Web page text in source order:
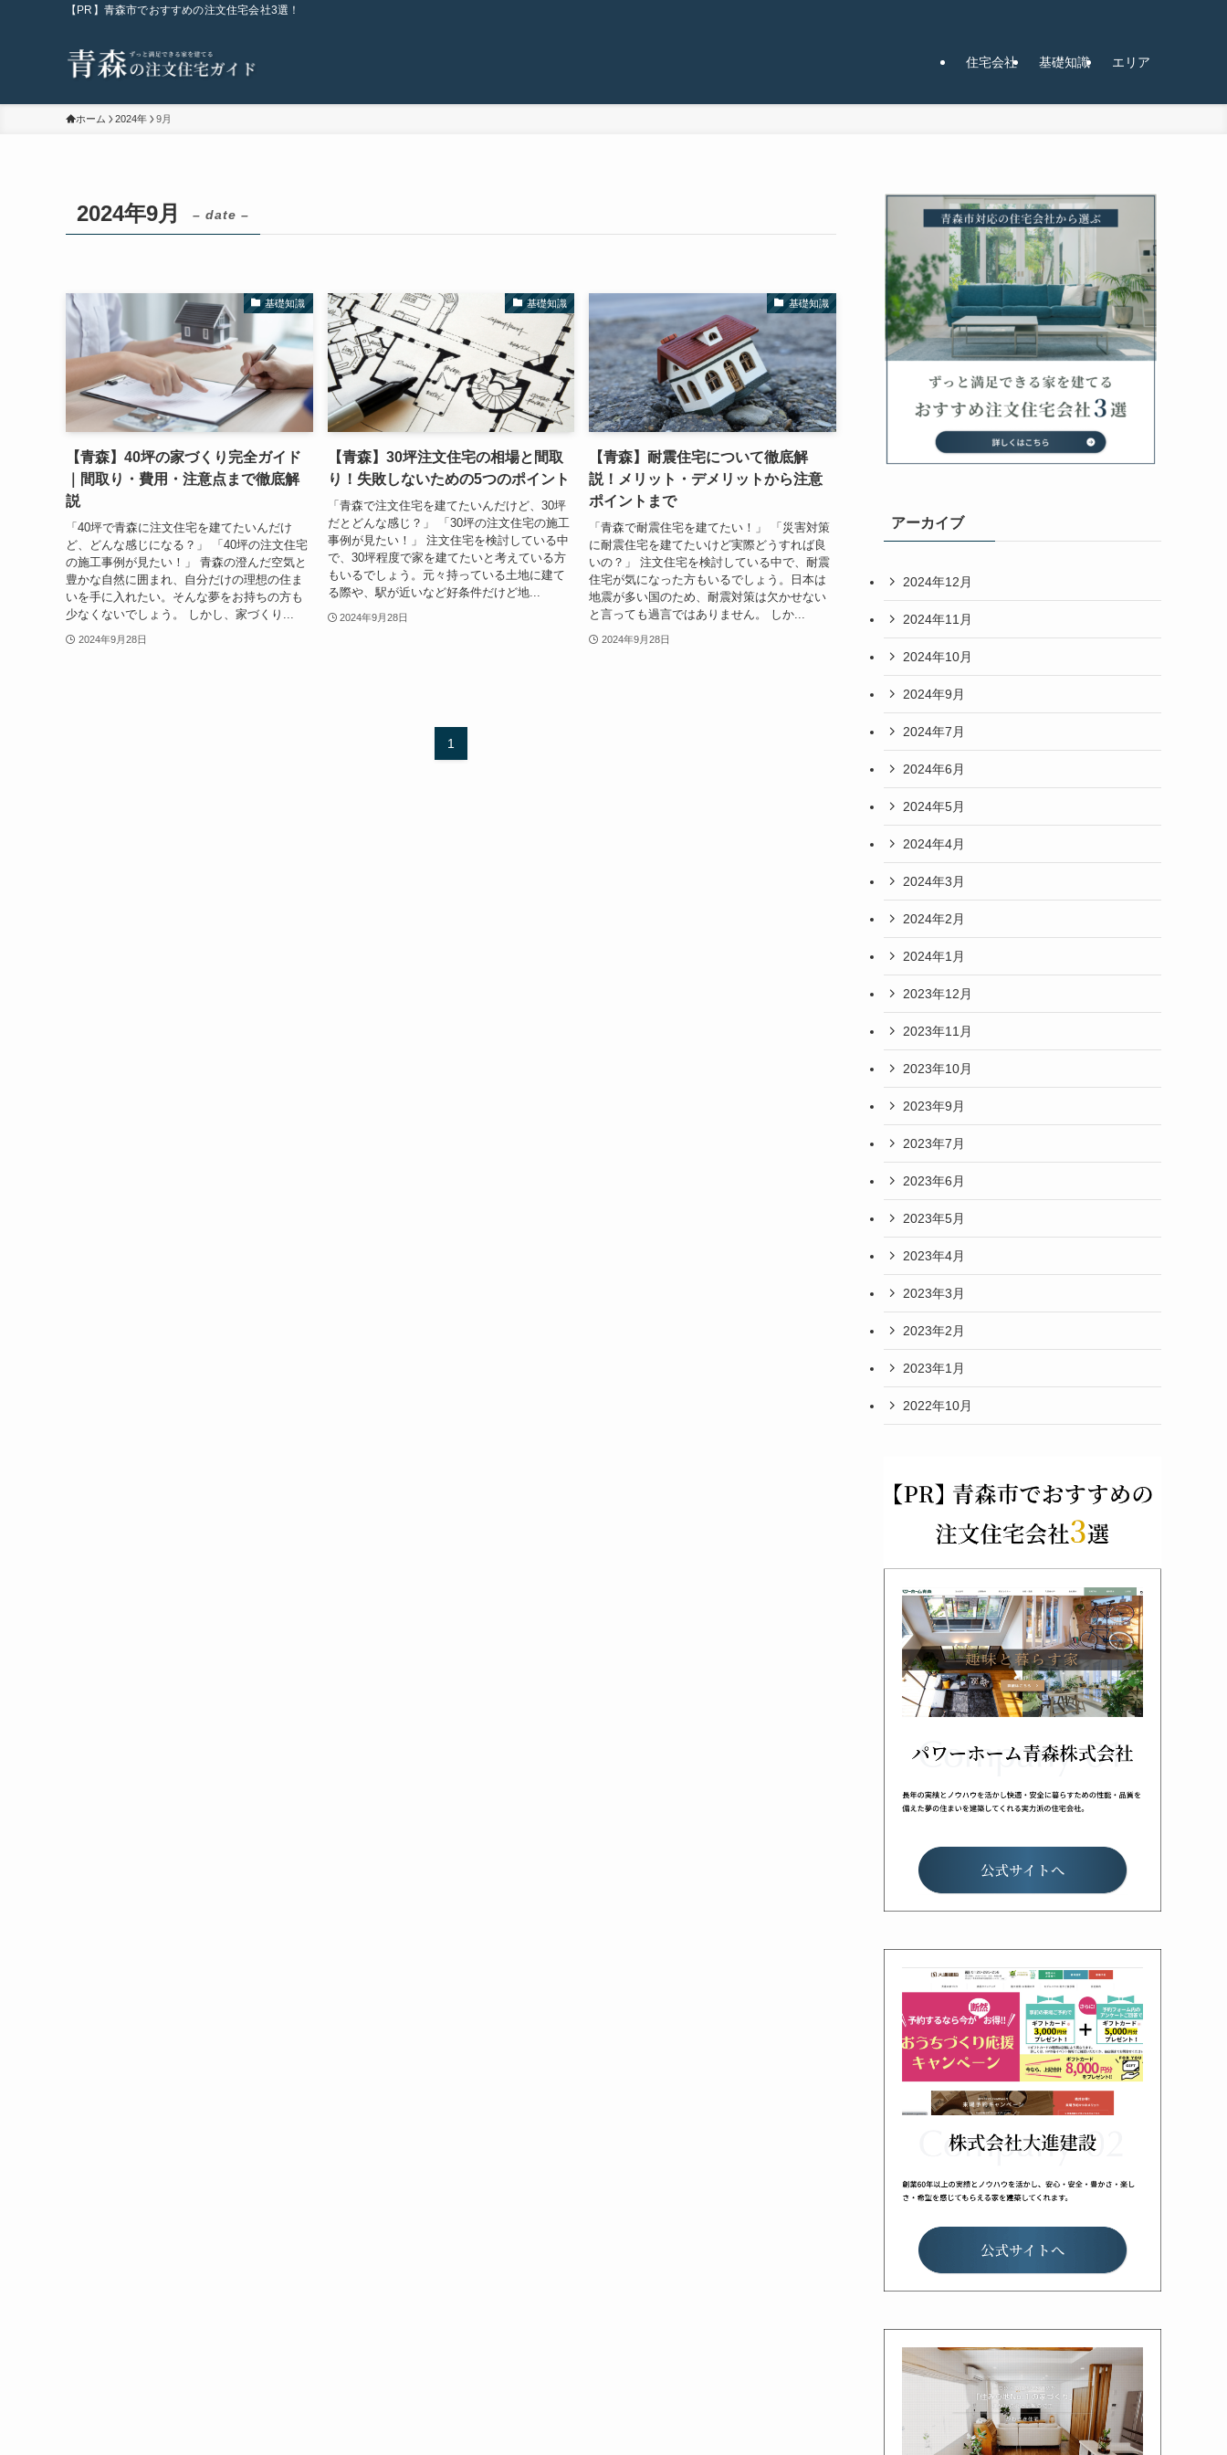
【PR】青森市でおすすめの注文住宅会社3選！
住宅会社 基礎知識 エリア
ホーム 2024年 9月
2024年9月 – date –
基礎知識
【青森】40坪の家づくり完全ガイド
｜間取り・費用・注意点まで徹底解
説
「40坪で青森に注文住宅を建てたいんだけ
ど、どんな感じになる？」 「40坪の注文住宅
の施工事例が見たい！」 青森の澄んだ空気と
豊かな自然に囲まれ、自分だけの理想の住ま
いを手に入れたい。そんな夢をお持ちの方も
少なくないでしょう。 しかし、家づくり...
2024年9月28日
基礎知識
【青森】30坪注文住宅の相場と間取
り！失敗しないための5つのポイント
「青森で注文住宅を建てたいんだけど、30坪
だとどんな感じ？」 「30坪の注文住宅の施工
事例が見たい！」 注文住宅を検討している中
で、30坪程度で家を建てたいと考えている方
もいるでしょう。元々持っている土地に建て
る際や、駅が近いなど好条件だけど地...
2024年9月28日
基礎知識
【青森】耐震住宅について徹底解
説！メリット・デメリットから注意
ポイントまで
「青森で耐震住宅を建てたい！」 「災害対策
に耐震住宅を建てたいけど実際どうすれば良
いの？」 注文住宅を検討している中で、耐震
住宅が気になった方もいるでしょう。日本は
地震が多い国のため、耐震対策は欠かせない
と言っても過言ではありません。 しか...
2024年9月28日
1
アーカイブ
2024年12月
2024年11月
2024年10月
2024年9月
2024年7月
2024年6月
2024年5月
2024年4月
2024年3月
2024年2月
2024年1月
2023年12月
2023年11月
2023年10月
2023年9月
2023年7月
2023年6月
2023年5月
2023年4月
2023年3月
2023年2月
2023年1月
2022年10月